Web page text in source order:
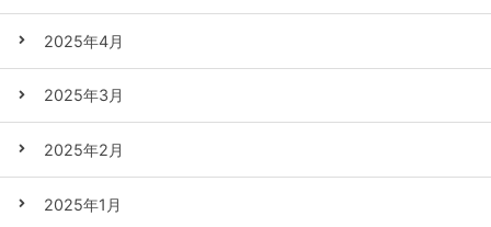
2025年4月
2025年3月
2025年2月
2025年1月